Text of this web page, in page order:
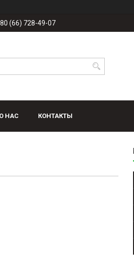
(66) 728-49-07
О НАС КОНТАКТЫ